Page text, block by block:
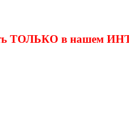
ТОЛЬКО в нашем